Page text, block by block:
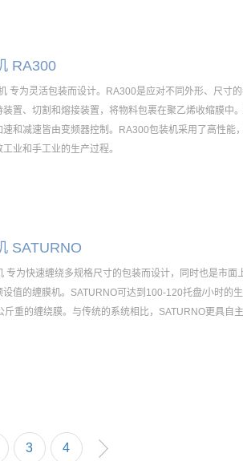
RA300
专为灵活包装而设计。RA300是应对不同外形、尺寸
置、切割和熔接装置，将物料包裹在聚乙烯收缩膜中
速和减速皆由变频器控制。RA300包装机采用了高性能
业和手工业的生产过程。
SATURNO
专为快速缠绕多规格尺寸的包装而设计，同时也是市面
值的缠膜机。SATURNO可达到100-120托盘/小时的
重的缠绕膜。与传统的系统相比，SATURNO更具自主
3 4